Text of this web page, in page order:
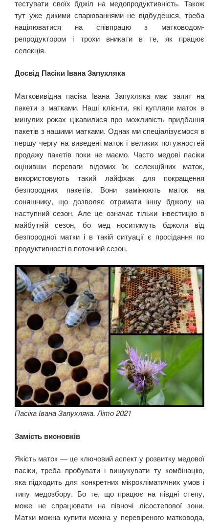
тестувати своїх бджіл на медопродуктивність. Також
тут уже дикими спарюваннями не відбудешся, треба
націлюватися на співпрацю з матководом-
репродуктором і трохи вникати в те, як працює
селекція.
Досвід Пасіки Івана Запухляка
Матковивідна пасіка Івана Запухляка має запит на
пакети з матками. Наші клієнти, які купляли маток в
минулих роках цікавилися про можливість придбання
пакетів з нашими матками. Однак ми спеціалізуємося в
першу чергу на виведені маток і великих потужностей
продажу пакетів поки не маємо. Часто медові пасіки
оцінивши переваги відомих їх селекційних маток,
використовують такий лайфхак для покращення
безпородних пакетів. Вони замінюють маток на
соняшнику, що дозволяє отримати іншу бджолу на
наступний сезон. Але це означає тільки інвестицію в
майбутній сезон, бо мед носитимуть бджоли від
безпородної матки і в такій ситуації є просідання по
продуктивності в поточний сезон.
Пасіка Івана Запухляка. Літо 2021
Замість висновків
Якість маток — це ключовий аспект у розвитку медової
пасіки, треба пробувати і вишукувати ту комбінацію,
яка підходить для конкретних мікрокліматичних умов і
типу медозбору. Бо те, що працює на півдні степу,
може не спрацювати на півночі лісостепової зони.
Матки можна купити можна у перевіреного матковода,